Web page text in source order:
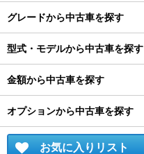
グレードから中古車を探す
型式・モデルから中古車を探す
金額から中古車を探す
オプションから中古車を探す
お気に入りリスト